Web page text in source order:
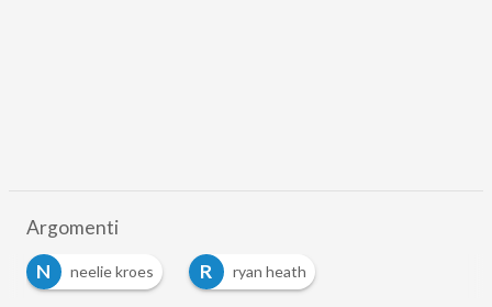
Argomenti
N
neelie kroes R
ryan heath